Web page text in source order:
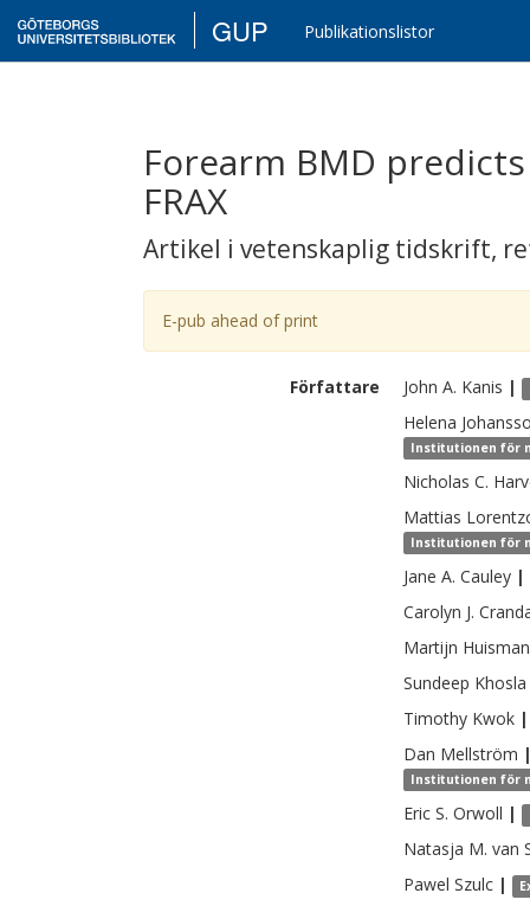
GUP Publikationslistor
Forearm BMD
FRAX
Artikel i vetenskaplig tidskrift,
E-pub ahead of print
Författare John A. Kanis |
Helena
Institutionen för
Nicholas C.
Mattias
Institutionen för
Jane A. Cauley |
Carolyn J.
Martijn Huisman
Sundeep Khosla
Timothy Kwok |
Dan Mellström
Institutionen för
Eric S. Orwoll |
Natasja M. van
Pawel Szulc |